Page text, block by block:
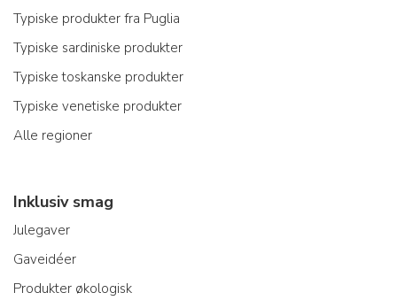
Typiske produkter fra Puglia
Typiske sardiniske produkter
Typiske toskanske produkter
Typiske venetiske produkter
Alle regioner
Inklusiv smag
Julegaver
Gaveidéer
Produkter økologisk